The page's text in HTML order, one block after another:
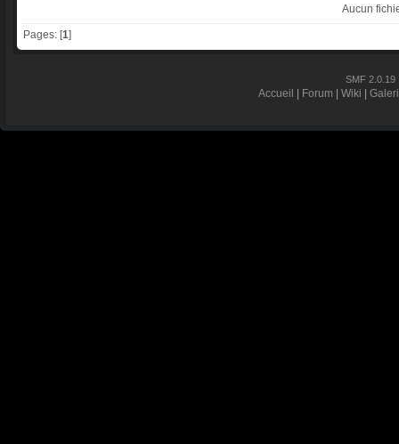
Aucun
Pages: [1]
SMF 2.0.19
Accueil | Forum | Wiki |